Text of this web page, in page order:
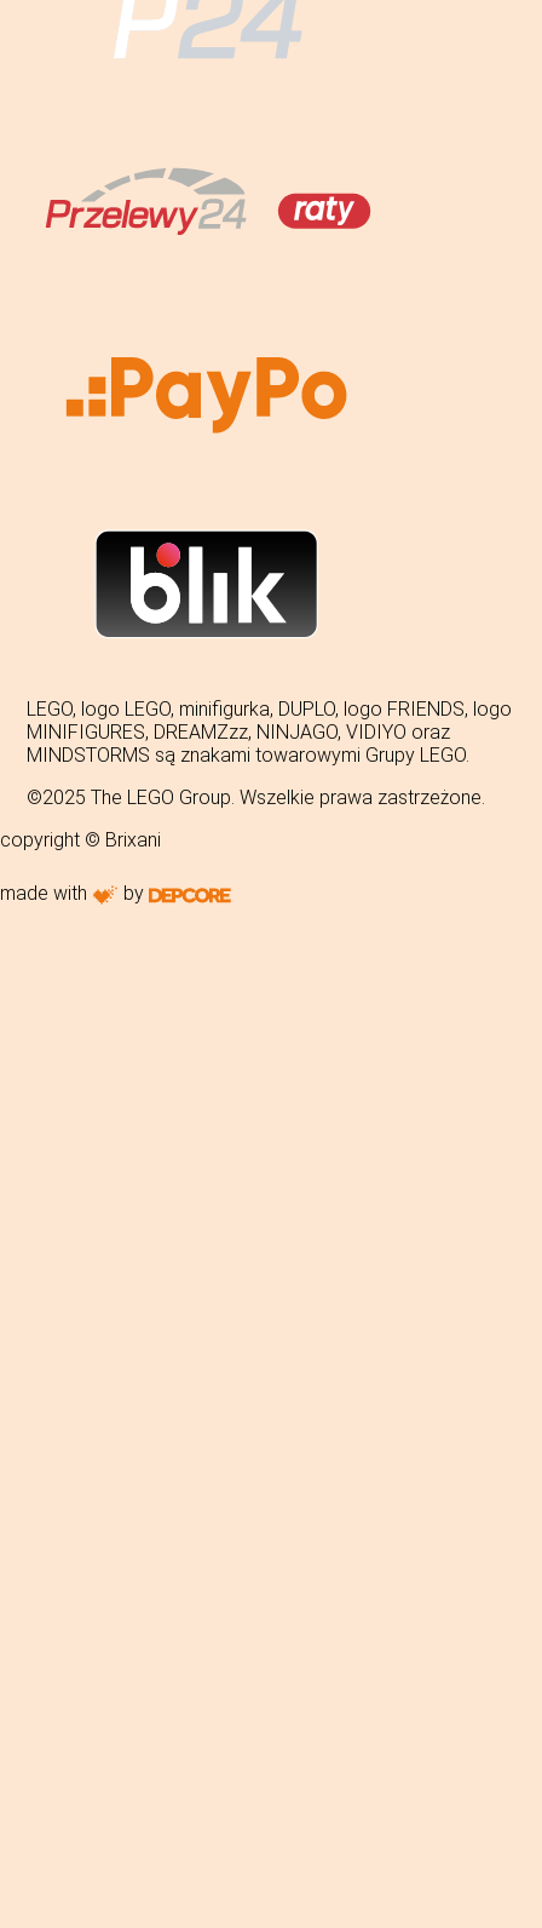
LEGO, logo LEGO, minifigurka, DUPLO, logo FRIENDS, logo
MINIFIGURES, DREAMZzz, NINJAGO, VIDIYO oraz
MINDSTORMS są znakami towarowymi Grupy LEGO.
©2025 The LEGO Group. Wszelkie prawa zastrzeżone.
copyright © Brixani
made with by